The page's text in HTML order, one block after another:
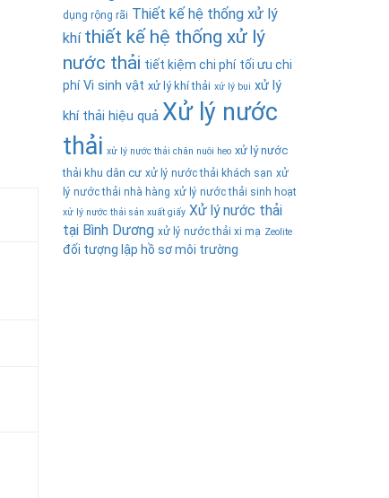
dụng rộng rãi Thiết kế hệ thống xử lý
khí thiết kế hệ thống xử lý
nước thải tiết kiệm chi phí tối ưu chi
phí Vi sinh vật xử lý khí thải xử lý bụi xử lý
khí thải hiệu quả Xử lý nước
thải xử lý nước thải chăn nuôi heo xử lý nước
thải khu dân cư xử lý nước thải khách sạn xử
lý nước thải nhà hàng xử lý nước thải sinh hoạt
xử lý nước thải sản xuất giấy Xử lý nước thải
tại Bình Dương xử lý nước thải xi mạ Zeolite
đối tượng lập hồ sơ môi trường